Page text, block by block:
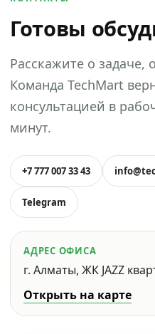
Готовы
Расскажите о задаче,
Команда TechMart
консультацией в
минут.
+7 777 007 33 43
Telegram
АДРЕС ОФИСА
г. Алматы, ЖК JAZZ
Открыть на карте